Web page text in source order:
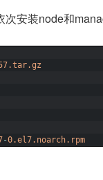
次安装node和
-0.el7.noarch.rpm